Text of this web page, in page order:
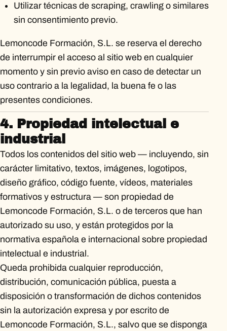
Utilizar técnicas de scraping, crawling o similares
sin consentimiento previo.
Lemoncode Formación, S.L. se reserva el derecho
de interrumpir el acceso al sitio web en cualquier
momento y sin previo aviso en caso de detectar un
uso contrario a la legalidad, la buena fe o las
presentes condiciones.
4. Propiedad intelectual e
industrial
Todos los contenidos del sitio web — incluyendo, sin
carácter limitativo, textos, imágenes, logotipos,
diseño gráfico, código fuente, vídeos, materiales
formativos y estructura — son propiedad de
Lemoncode Formación, S.L. o de terceros que han
autorizado su uso, y están protegidos por la
normativa española e internacional sobre propiedad
intelectual e industrial.
Queda prohibida cualquier reproducción,
distribución, comunicación pública, puesta a
disposición o transformación de dichos contenidos
sin la autorización expresa y por escrito de
Lemoncode Formación, S.L., salvo que se disponga